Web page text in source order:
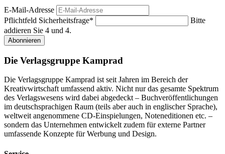
E-Mail-Adresse
Pflichtfeld Sicherheitsfrage*
Bitte
addieren Sie 4 und 4.
Abonnieren
Die Verlagsgruppe Kamprad
Die Verlagsgruppe Kamprad ist seit Jahren im Bereich der
Kreativwirtschaft umfassend aktiv. Nicht nur das gesamte Spektrum
des Verlagswesens wird dabei abgedeckt – Buchveröffentlichungen
im deutschsprachigen Raum (teils aber auch in englischer Sprache),
weltweit angenommene CD-Einspielungen, Noteneditionen etc. –
sondern das Unternehmen entwickelt zudem für externe Partner
umfassende Konzepte für Werbung und Design.